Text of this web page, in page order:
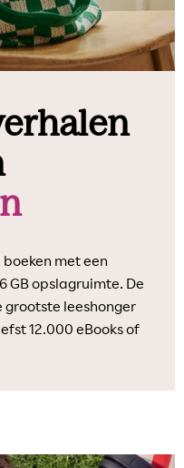
met een
GB opslagruimte. De
grootste leeshonger
12.000 eBooks of